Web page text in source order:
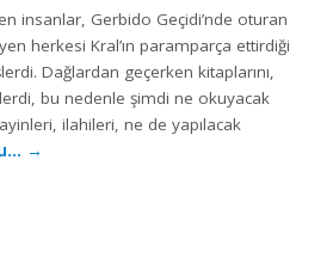
insanlar, Gerbido Geçidi’nde oturan
herkesi Kral’ın paramparça ettirdiği
Dağlardan geçerken kitaplarını,
bu nedenle şimdi ne okuyacak
ilahileri, ne de yapılacak
→